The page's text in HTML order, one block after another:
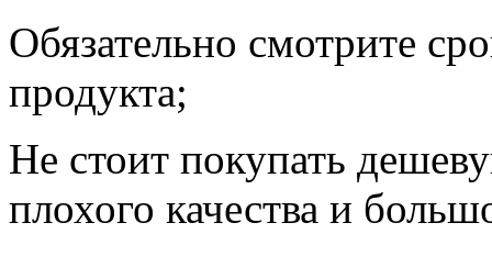
Обязательно смотрите
продукта;
Не стоит покупать
плохого качества и